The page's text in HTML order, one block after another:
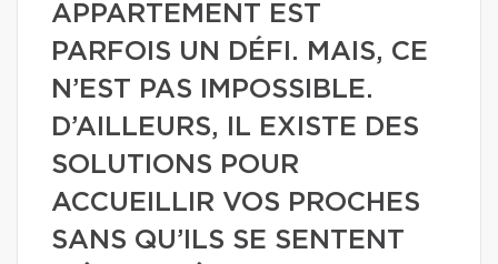
APPARTEMENT EST
PARFOIS UN DÉFI. MAIS, CE
N’EST PAS IMPOSSIBLE.
D’AILLEURS, IL EXISTE DES
SOLUTIONS POUR
ACCUEILLIR VOS PROCHES
SANS QU’ILS SE SENTENT